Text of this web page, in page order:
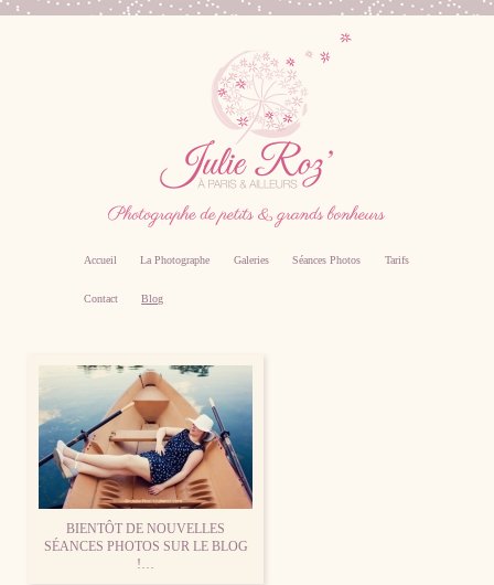
famille, grossesse, femme enceinte sur Paris
Accueil La Photographe Galeries Séances Photos Tarifs
Contact Blog
BIENTÔT DE NOUVELLES
SÉANCES PHOTOS SUR LE BLOG
!…